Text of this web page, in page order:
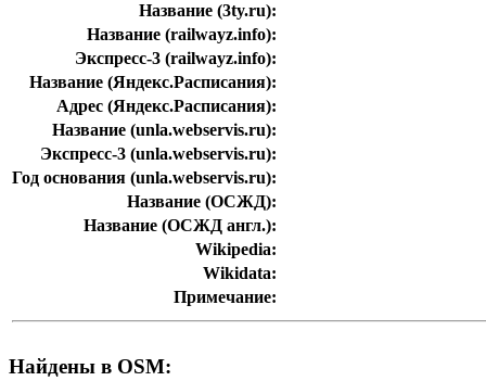
Название (3ty.ru):
Название (railwayz.info):
Экспресс-3 (railwayz.info):
Название (Яндекс.Расписания):
Адрес (Яндекс.Расписания):
Название (unla.webservis.ru):
Экспресс-3 (unla.webservis.ru):
Год основания (unla.webservis.ru):
Название (ОСЖД):
Название (ОСЖД англ.):
Wikipedia:
Wikidata:
Примечание:
Найдены в OSM: